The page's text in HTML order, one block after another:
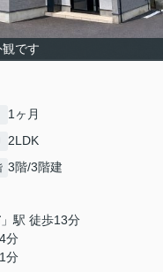
観です
1ヶ月
2LDK
3階/3階建
」駅 徒歩13分
分
分